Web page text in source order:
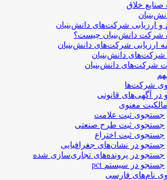
خلاق
و ارزیابی شرکت‌های دانش‌بنیان
شرکت دانش‌بنیان چیست؟
ارزیابی شرکت‌های دانش‌بنیان
شرکت‌های دانش‌بنیان
شرکت‌های دانش‌بنیان
شرکت‌ها
در آگهی‌های قانونی
معنوی
جستجوی ثبت علامت
جستجوی ثبت طرح صنعتی
جستجوی ثبت اختراع
جستجو در نشان‌های جغرافیایی
جستجو در پرونده‌های تجاری‌سازی شده
جستجو در سیستم pct
نام‌های فارسی